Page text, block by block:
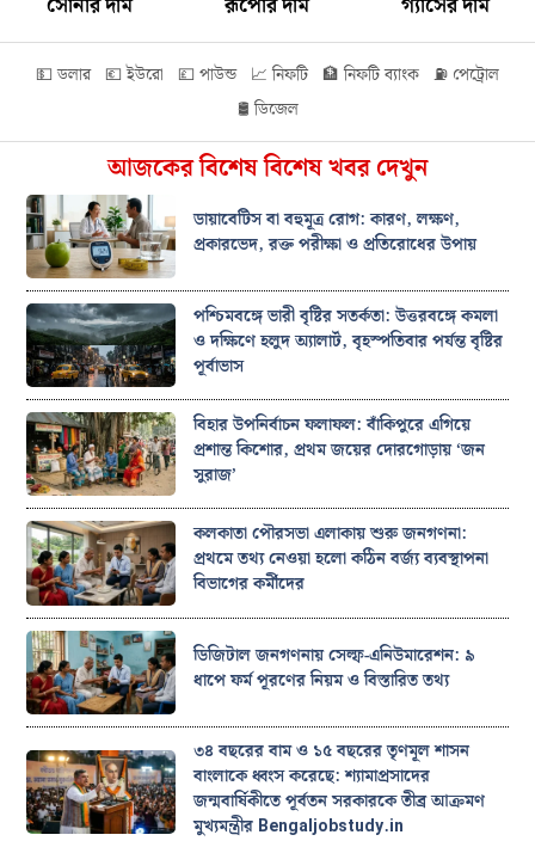
💵 ডলার 💶 ইউরো 💷 পাউন্ড 📈 নিফটি 🏦 নিফটি ব্যাংক ⛽ পেট্রোল
🛢️ ডিজেল
আজকের বিশেষ বিশেষ খবর দেখুন
ডায়াবেটিস বা বহুমূত্র রোগ: কারণ, লক্ষণ,
প্রকারভেদ, রক্ত পরীক্ষা ও প্রতিরোধের উপায়
পশ্চিমবঙ্গে ভারী বৃষ্টির সতর্কতা: উত্তরবঙ্গে কমলা
ও দক্ষিণে হলুদ অ্যালার্ট, বৃহস্পতিবার পর্যন্ত বৃষ্টির
পূর্বাভাস
বিহার উপনির্বাচন ফলাফল: বাঁকিপুরে এগিয়ে
প্রশান্ত কিশোর, প্রথম জয়ের দোরগোড়ায় ‘জন
সুরাজ’
কলকাতা পৌরসভা এলাকায় শুরু জনগণনা:
প্রথমে তথ্য নেওয়া হলো কঠিন বর্জ্য ব্যবস্থাপনা
বিভাগের কর্মীদের
ডিজিটাল জনগণনায় সেল্ফ-এনিউমারেশন: ৯
ধাপে ফর্ম পূরণের নিয়ম ও বিস্তারিত তথ্য
৩৪ বছরের বাম ও ১৫ বছরের তৃণমূল শাসন
বাংলাকে ধ্বংস করেছে: শ্যামাপ্রসাদের
জন্মবার্ষিকীতে পূর্বতন সরকারকে তীব্র আক্রমণ
মুখ্যমন্ত্রীর Bengaljobstudy.in